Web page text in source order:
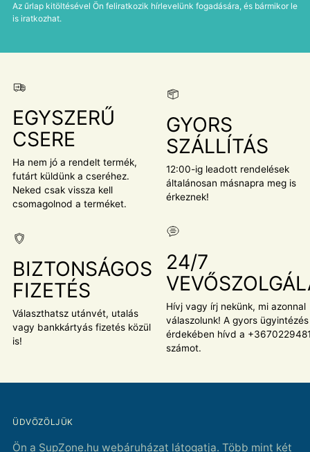
Az űrlap kitöltésével Ön feliratkozik hírlevelünk fogadására, és bármikor le
is iratkozhat.
EGYSZERŰ
CSERE
Ha nem jó a rendelt termék,
futárt küldünk a cseréhez.
Neked csak vissza kell
csomagolnod a terméket.
GYORS
SZÁLLÍTÁS
12:00-ig leadott rendelések
általánosan másnapra meg is
érkeznek!
BIZTONSÁGOS
FIZETÉS
Választhatsz utánvét, utalás
vagy bankkártyás fizetés közül
is!
24/7
Hívj vagy írj nekünk, mi azonnal
válaszolunk! A gyors ügyintézés
érdekében hívd a
számot.
ÜDVÖZÖLJÜK
Ön a SupZone.hu webáruházat látogatja. Több mint két